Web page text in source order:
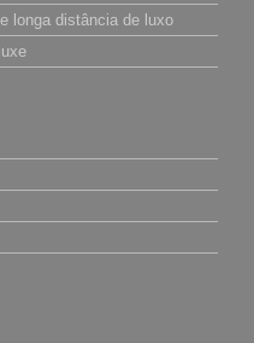
longa distância de luxo